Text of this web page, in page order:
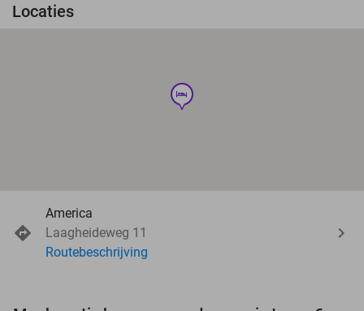
Locaties
hotel
America
Laagheideweg 11
Routebeschrijving